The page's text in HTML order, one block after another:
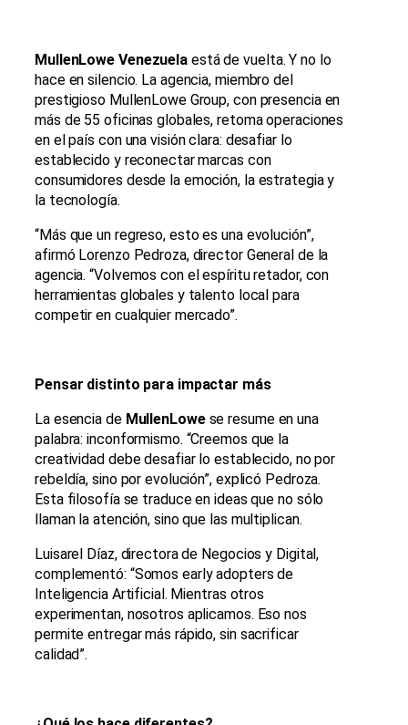
MullenLowe Venezuela está de vuelta. Y no lo
hace en silencio. La agencia, miembro del
prestigioso MullenLowe Group, con presencia en
más de 55 oficinas globales, retoma operaciones
en el país con una visión clara: desafiar lo
establecido y reconectar marcas con
consumidores desde la emoción, la estrategia y
la tecnología.
“Más que un regreso, esto es una evolución”,
afirmó Lorenzo Pedroza, director General de la
agencia. “Volvemos con el espíritu retador, con
herramientas globales y talento local para
competir en cualquier mercado”.
Pensar distinto para impactar más
La esencia de MullenLowese resume en una
palabra: inconformismo. “Creemos que la
creatividad debe desafiar lo establecido, no por
rebeldía, sino por evolución”, explicó Pedroza.
Esta filosofía se traduce en ideas que no sólo
llaman la atención, sino que las multiplican.
Luisarel Díaz, directora de Negocios y Digital,
complementó: “Somos early adopters de
Inteligencia Artificial. Mientras otros
experimentan, nosotros aplicamos. Eso nos
permite entregar más rápido, sin sacrificar
calidad”.